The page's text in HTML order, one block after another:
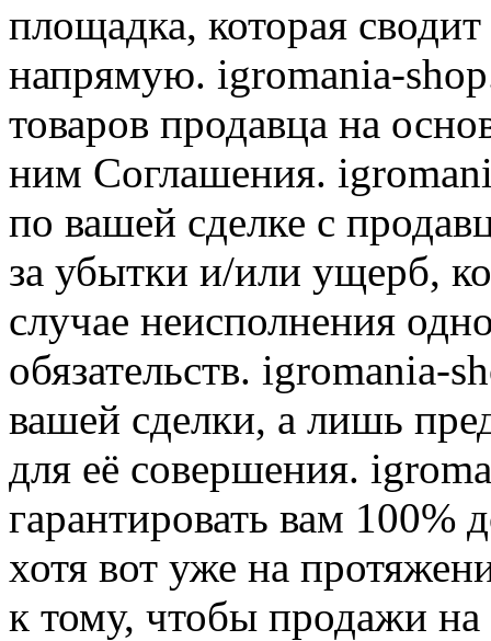
площадка, которая
напрямую. igromania-
товаров продавца на
ним Соглашения.
по вашей сделке с
за убытки и/или ущерб,
случае неисполнения
обязательств. igromania-
вашей сделки, а лишь
для её совершения.
гарантировать вам 100%
хотя вот уже на
к тому, чтобы продажи